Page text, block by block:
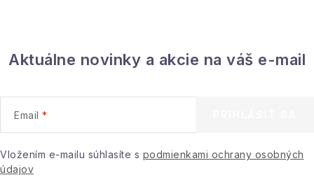
Aktuálne novinky a akcie na váš e-mail
Email
Vložením e-mailu súhlasíte s podmienkami ochrany osobných
údajov